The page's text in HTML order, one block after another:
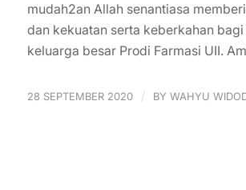
mudah2an Allah senantiasa
dan kekuatan serta keberkahan bagi
keluarga besar Prodi Farmasi UII.
28 SEPTEMBER 2020 / BY WAHYU